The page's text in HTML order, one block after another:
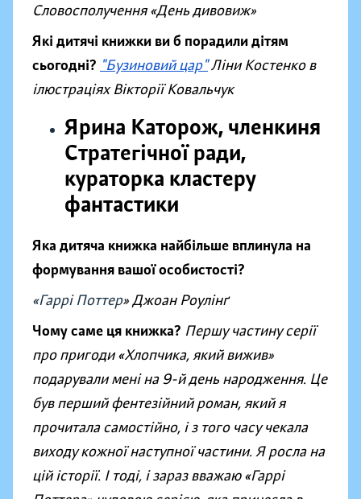
Словосполучення «День дивовиж»
Які дитячі книжки ви б порадили дітям
сьогодні? "Бузиновий цар"Ліни Костенко в
ілюстраціях Вікторії Ковальчук
Ярина Каторож, членкиня
Стратегічної ради,
кураторка кластеру
фантастики
Яка дитяча книжка найбільше вплинула на
формування вашої особистості?
«Гаррі Поттер»Джоан Роулінґ
Чому саме ця книжка? Першу частину серії
про пригоди «Хлопчика, який вижив»
подарували мені на 9-й день народження. Це
був перший фентезійний роман, який я
прочитала самостійно, і з того часу чекала
виходу кожної наступної частини. Я росла на
цій історії. І тоді, і зараз вважаю «Гаррі